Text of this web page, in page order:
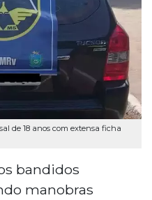
de 18 anos com extensa ficha
bandidos
manobras